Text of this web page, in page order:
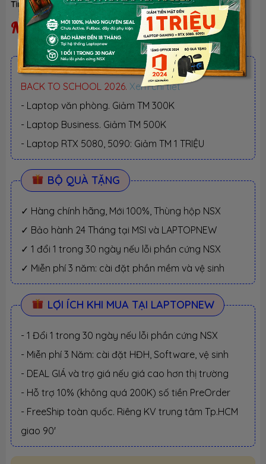
Tình trạng: Ngừng kinh doanh | Loại:Hàng chính hãng
Ngừng kinh doanh
ƯU ĐÃI TỐT NHẤT TRONG NĂM
BACK TO SCHOOL 2026. Xem chi tiết
- Laptop văn phòng. Giảm TM 300K
- Laptop Business. Giảm TM 500K
- Laptop RTX 5080, 5090: Giảm TM 1 TRIỆU
BỘ QUÀ TẶNG
✓ Hàng chính hãng, Mới 100%, Thùng hộp NSX
✓ Bảo hành 24 Tháng tại MSI và LAPTOPNEW
✓ 1 đổi 1 trong 30 ngày nếu lỗi phần cứng NSX
✓ Miễn phí 3 năm: cài đặt phần mềm và vệ sinh
LỢI ÍCH KHI MUA TẠI LAPTOPNEW
- 1 Đổi 1 trong 30 ngày nếu lỗi phần cứng NSX
- Miễn phí 3 Năm: cài đặt HĐH, Software, vệ sinh
- DEAL GIÁ và trợ giá nếu giá cao hơn thị trường
- Hỗ trợ 10% (không quá 200K) số tiền PreOrder
- FreeShip toàn quốc. Riêng KV trung tâm Tp.HCM
giao 90'